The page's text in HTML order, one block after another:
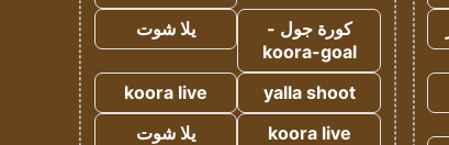
كورة جول -
koora-goal
يلا شوت
yalla shoot
koora live
koora live
يلا شوت